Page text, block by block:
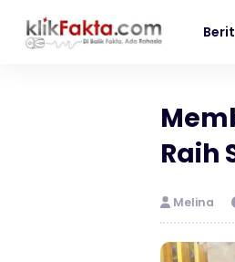
Raih
Melina